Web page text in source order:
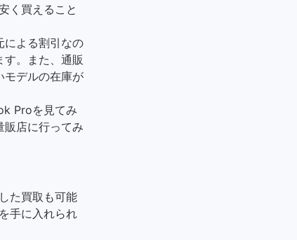
く買えること
による割引なの
。また、通販
モデルの在庫が
Proを見てみ
販店に行ってみ
た買取も可能
手に入れられ